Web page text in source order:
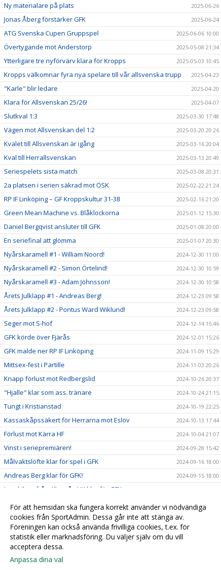
Ny materialare på plats 2025-06-26
Jonas Åberg förstärker GFK 2025-06-24
ATG Svenska Cupen Gruppspel 2025-06-06 10:00
Övertygande mot Anderstorp 2025-05-08 21:34
Ytterligare tre nyförvärv klara för Kropps 2025-05-03 10:45
Kropps välkomnar fyra nya spelare till vår allsvenska trupp 2025-04-23
"Karle" blir ledare 2025-04-20
Klara för Allsvenskan 25/26! 2025-04-07
Slutkval 1:3 2025-03-30 17:48
Vägen mot Allsvenskan del 1:2 2025-03-20 20:26
Kvalet till Allsvenskan är igång 2025-03-16 20:04
Kval till Herrallsvenskan 2025-03-13 20:49
Seriespelets sista match 2025-03-08 20:31
2a platsen i serien säkrad mot ÖSK 2025-02-22 21:24
RP IF Linköping – GF Kroppskultur 31-38 2025-02-16 21:20
Green Mean Machine vs. Blåklockorna 2025-01-12 15:30
Daniel Bergqvist ansluter till GFK 2025-01-08 20:00
En seriefinal att glömma 2025-01-07 20:30
Nyårskaramell #1 - William Noord! 2024-12-30 11:00
Nyårskaramell #2 - Simon Örtelind! 2024-12-30 10:59
Nyårskaramell #3 - Adam Jöhnsson! 2024-12-30 10:58
Årets Julklapp #1 - Andreas Berg! 2024-12-23 09:58
Årets Julklapp #2 - Pontus Ward Wiklund! 2024-12-23 09:58
Seger mot S-hof 2024-12-14 15:46
GFK körde över Fjärås 2024-12-01 15:26
GFK malde ner RP IF Linköping 2024-11-09 15:29
Mittsex-fest i Partille 2024-11-03 20:26
Knapp förlust mot Redbergslid 2024-10-26 20:37
"Hjalle" klar som ass. tränare 2024-10-24 21:15
Tungt i Kristianstad 2024-10-19 22:25
Kassaskåpssäkert för Herrarna mot Eslöv 2024-10-13 17:44
Förlust mot Kärra HF 2024-10-04 21:07
Vinst i seriepremiären! 2024-09-28 15:42
Målvaktslöfte klar för spel i GFK 2024-09-16 18:00
Andreas Berg klar för GFK! 2024-09-15 18:00
Lysekilare från Alingsås HK klar för GFK
2024-09-13 21:27
Dino Bahtijarevic åter i GFK 2024-09-13 15:30
Amar Agic gör comeback 2024-09-06 19:00
För att hemsidan ska fungera korrekt använder vi nödvändiga
cookies från SportAdmin. Dessa går inte att stänga av.
Föreningen kan också använda frivilliga cookies, t.ex. för
statistik eller marknadsföring. Du väljer själv om du vill
acceptera dessa.
Anpassa dina val